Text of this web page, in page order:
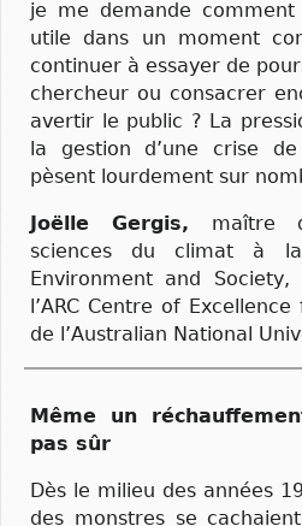
je me demande
utile dans un moment
continuer à essayer de
chercheur ou consacrer
avertir le public ? La
la gestion d’une crise
pèsent lourdement sur
Joëlle Gergis, maître
sciences du climat à
Environment and
l’ARC Centre of
de l’Australian National
Même un
pas sûr
Dès le milieu des années
des monstres se